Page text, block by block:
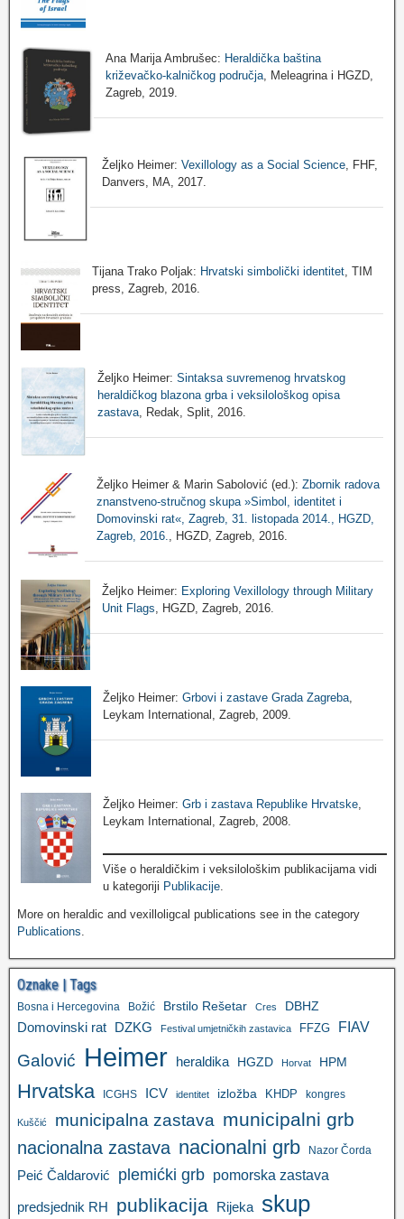
Ana Marija Ambrušec: Heraldička baština
križevačko-kalničkog područja, Meleagrina i HGZD,
Zagreb, 2019.
Željko Heimer:Vexillology as a Social Science , FHF,
Danvers, MA, 2017.
Tijana Trako Poljak: Hrvatski simbolički identitet , TIM
press, Zagreb, 2016.
Željko Heimer: Sintaksa suvremenog hrvatskog
heraldičkog blazona grba i veksilološkog opisa
zastava, Redak, Split, 2016.
Željko Heimer & Marin Sabolović (ed.): Zbornik radova
znanstveno-stručnog skupa »Simbol, identitet i
Domovinski rat«, Zagreb, 31. listopada 2014., HGZD,
Zagreb, 2016.
, HGZD, Zagreb, 2016.
Željko Heimer: Exploring Vexillology through Military
Unit Flags , HGZD, Zagreb, 2016.
Željko Heimer: Grbovi i zastave Grada Zagreba
Leykam International, Zagreb, 2009.
Željko Heimer:Grb i zastava Republike Hrvatske
Leykam International, Zagreb, 2008.
Više o heraldičkim i veksilološkim publikacijama vidi
u kategoriji Publikacije.
More on heraldic and vexilloligcal publications see in the category
Publications.
Oznake | Tags
Bosna i Hercegovina Božić Brstilo Rešetar Cres DBHZ
Domovinski rat DZKG Festival umjetničkih zastavica FFZG FIAV
Galović Heimer heraldika HGZD Horvat HPM
Hrvatska ICGHS ICV identitet izložba KHDP kongres
Kuščić municipalna zastava municipalni grb
nacionalna zastava nacionalni grb Nazor Čorda
Peić Čaldarović plemićki grb pomorska zastava
predsjednik RH publikacija Rijeka skup